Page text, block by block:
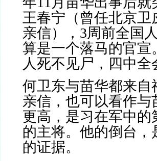
王春宁（曾任北京
亲信）， 3周前全国
算是一个落马的官
人死不见尸，四中
何卫东与苗华都来自
亲信，也可以看作
更高，是习在军中
的主将。他的倒台
的证据。